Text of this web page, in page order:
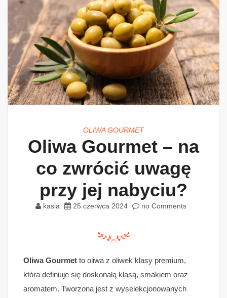
OLIWA GOURMET
Oliwa Gourmet – na
co zwrócić uwagę
przy jej nabyciu?
kasia 25 czerwca 2024 no Comments
Oliwa Gourmet to oliwa z oliwek klasy premium,
która definiuje się doskonałą klasą, smakiem oraz
aromatem. Tworzona jest z wyselekcjonowanych